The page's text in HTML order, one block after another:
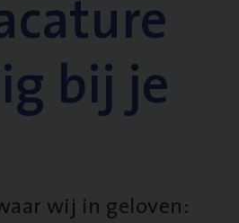
bij je
wij in geloven: